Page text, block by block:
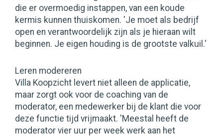
die er overmoedig instappen, van een koude
kermis kunnen thuiskomen. 'Je moet als bedrijf
open en verantwoordelijk zijn als je hieraan wilt
beginnen. Je eigen houding is de grootste valkuil.'
Leren modereren
Villa Koopzicht levert niet alleen de applicatie,
maar zorgt ook voor de coaching van de
moderator, een medewerker bij de klant die voor
deze functie tijd vrijmaakt. 'Meestal heeft de
moderator vier uur per week werk aan het